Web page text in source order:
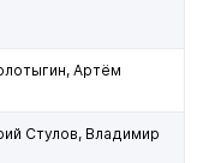
Артём
Стулов, Владимир